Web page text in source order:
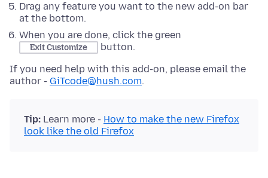
Drag any feature you want to the new add-on bar
at the bottom.
When you are done, click the green
Exit Customize
button.
If you need help with this add-on, please email the
author - GiTcode@hush.com.
Tip: Learn more - How to make the new Firefox
look like the old Firefox